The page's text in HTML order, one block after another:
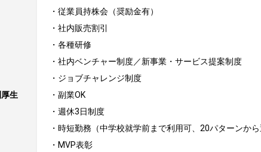
生
・従業員持株会（奨励金有）
・社内販売割引
・各種研修
・社内ベンチャー制度／新事業・サービス提案制度
・ジョブチャレンジ制度
・副業OK
・週休3日制度
・時短勤務（中学校就学前まで利用可、20パターンか
・MVP表彰